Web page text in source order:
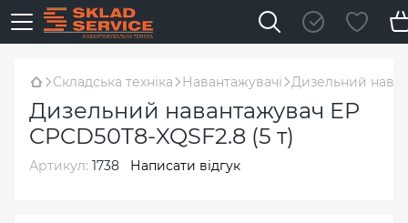
Складська техніка Навантажувачі Дизельний
Дизельний навантажувач EP
CPCD50T8-XQSF2.8 (5 т)
Артикул: 1738 Написати відгук